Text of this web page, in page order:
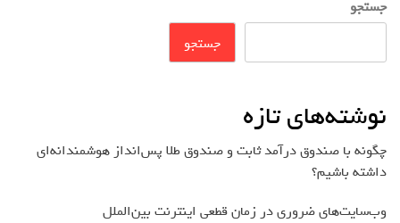
جستجو
جستجو
نوشته‌های تازه
چگونه با صندوق درآمد ثابت و صندوق طلا پس‌انداز هوشمندانه‌ای
داشته باشیم؟
وب‌سایت‌های ضروری در زمان قطعی اینترنت بین‌الملل